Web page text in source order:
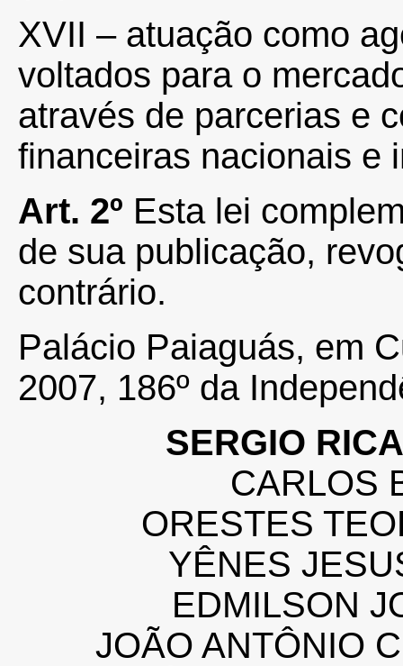
XVII – atuação como
voltados para o
através de parcerias e
financeiras nacionais e
Art. 2º Esta lei
de sua publicação,
contrário.
Palácio Paiaguás, em
2007, 186º da
SERGIO
CARLOS
ORESTES
YÊNES
EDMILSON
JOÃO ANTÔNIO